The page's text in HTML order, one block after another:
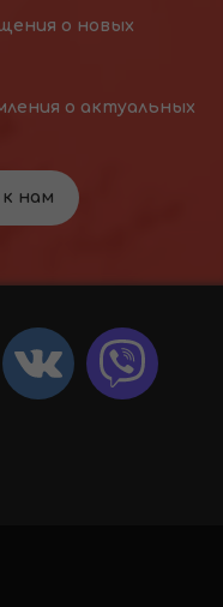
о новых
о актуальных
к нам